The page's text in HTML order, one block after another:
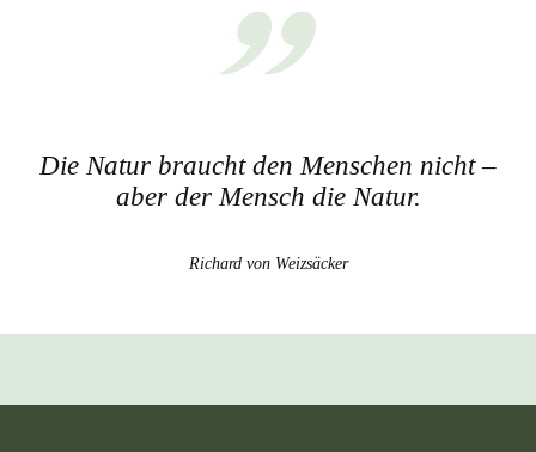
Die Natur braucht den Menschen nicht –
aber der Mensch die Natur.
Richard von Weizsäcker